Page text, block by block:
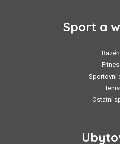
Sport a
Sportovní
Tenis
Ostatní